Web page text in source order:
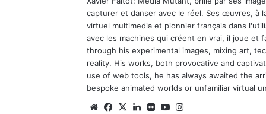
capturer et danser avec le réel. Ses œuvres, à
virtuel multimedia et pionnier français dans
avec les machines qui créent en vrai, il joue et
through his experimental images, mixing art,
reality. His works, both provocative and
use of web tools, he has always awaited the
bespoke animated worlds or unfamiliar virtual
WebsiteFacebook
X Linkedin
FlickrYouTube